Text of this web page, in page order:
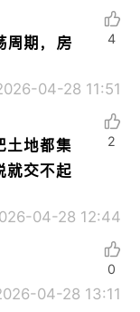
周期，房
04-28 11:51
4
土地都集
就交不起
04-28 12:44
2
04-28 13:11
0